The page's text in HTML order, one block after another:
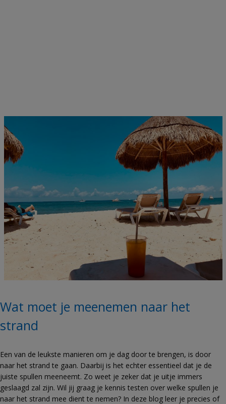
Wat moet je meenemen naar het
strand
Een van de leukste manieren om je dag door te brengen, is door
naar het strand te gaan. Daarbij is het echter essentieel dat je de
juiste spullen meeneemt. Zo weet je zeker dat je uitje immers
geslaagd zal zijn. Wil jij graag je kennis testen over welke spullen je
naar het strand mee dient te nemen? In deze blog leer je precies of